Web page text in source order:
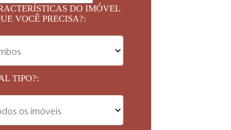
DO IMÓVEL
VOCÊ PRECISA?:
TIPO?: